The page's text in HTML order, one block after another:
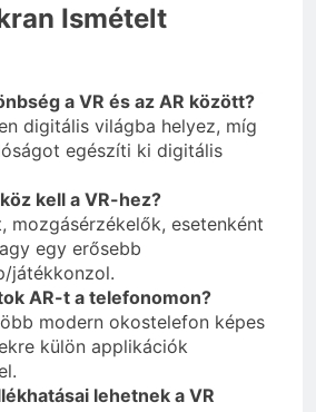
Ismételt
a VR és az AR között?
digitális világba helyez, míg
egészíti ki digitális
kell a VR-hez?
mozgásérzékelők, esetenként
egy erősebb
játékkonzol.
AR-t a telefonomon?
modern okostelefon képes
külön applikációk
lehetnek a VR